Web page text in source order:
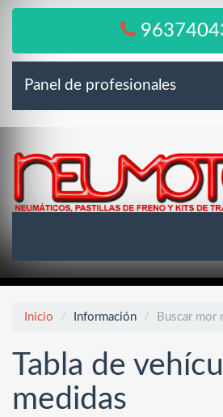
Panel de profesionales
Inicio Información Buscar mor
Tabla de
medidas